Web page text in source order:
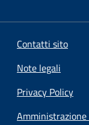
Contatti sito
Note legali
Privacy Policy